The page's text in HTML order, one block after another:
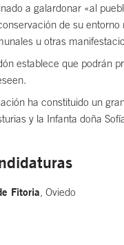
a galardonar «al
de su
u otras
establece que podrán
ha constituido un
y la Infanta doña
Fitoria , Oviedo